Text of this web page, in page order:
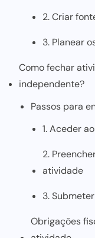
2. Criar
3. Planear
Como fechar
independente?
Passos para
1. Aceder
2.
atividade
3.
Obrigações